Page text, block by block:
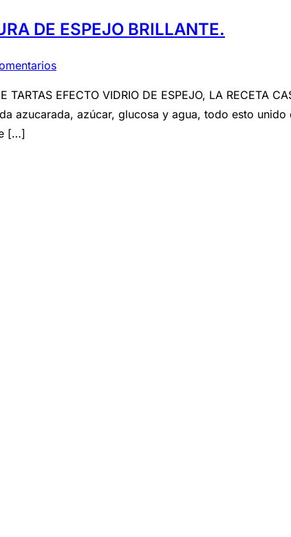
DE ESPEJO BRILLANTE.
TARTAS EFECTO VIDRIO DE ESPEJO, LA
azucarada, azúcar, glucosa y agua, todo esto
[…]